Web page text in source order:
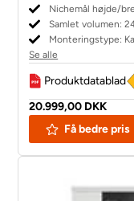
Nichemål højde/
Samlet volumen:
Monteringstype:
Se alle
Produktdatablad
20.999,00 DKK
Få bedre pris